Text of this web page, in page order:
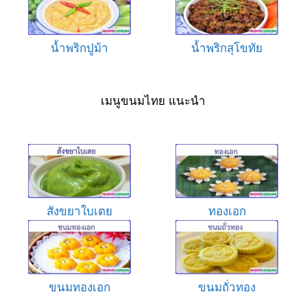
น้ำพริกปูม้า น้ำพริกสุโขทัย
เมนูขนมไทย แนะนำ
สังขยาใบเตย ทองเอก
ขนมทองเอก ขนมถั่วทอง